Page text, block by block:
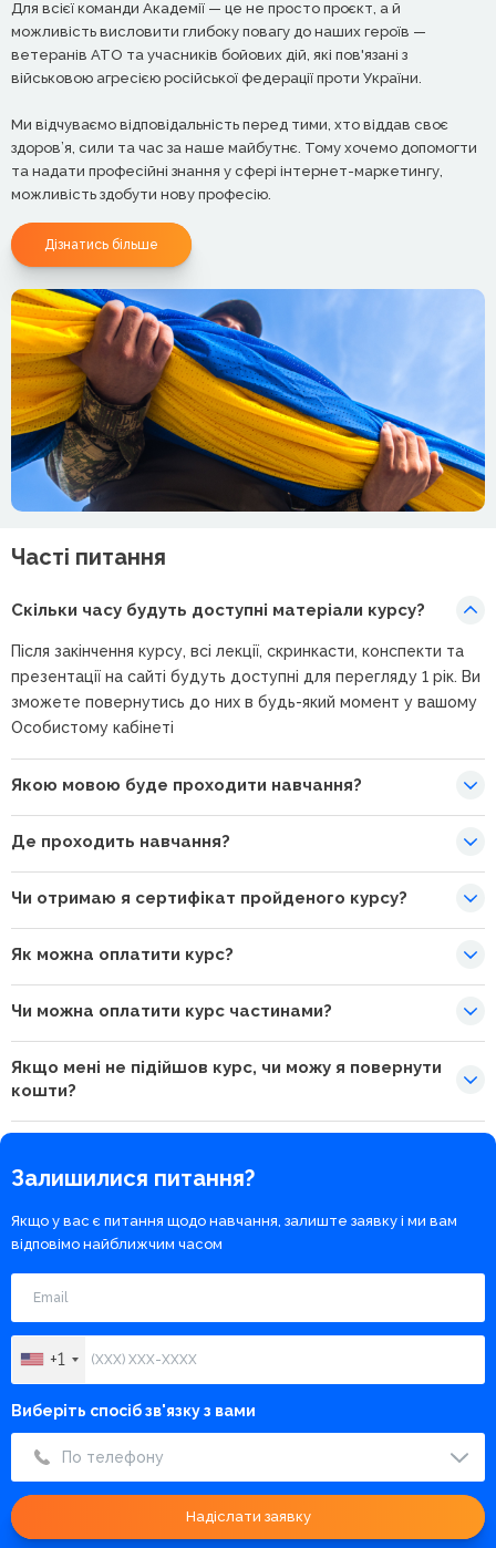
Для всієї команди Академії — це не просто проєкт, а й
можливість висловити глибоку повагу до наших героїв —
ветеранів АТО та учасників бойових дій, які пов'язані з
військовою агресією російської федерації проти України.
Ми відчуваємо відповідальність перед тими, хто віддав своє
здоров’я, сили та час за наше майбутнє. Тому хочемо допомогти
та надати професійні знання у сфері інтернет-маркетингу,
можливість здобути нову професію.
Дізнатись більше
Часті питання
Скільки часу будуть доступні матеріали курсу?
Після закінчення курсу, всі лекції, скринкасти, конспекти та
презентації на сайті будуть доступні для перегляду 1 рік. Ви
зможете повернутись до них в будь-який момент у вашому
Особистому кабінеті
Якою мовою буде проходити навчання?
Де проходить навчання?
Чи отримаю я сертифікат пройденого курсу?
Як можна оплатити курс?
Чи можна оплатити курс частинами?
Якщо мені не підійшов курс, чи можу я повернути
кошти?
Залишилися питання?
Якщо у вас є питання щодо навчання, залиште заявку і ми вам
відповімо найближчим часом
+1
Виберіть спосіб зв'язку з вами
По телефону
Надіслати заявку